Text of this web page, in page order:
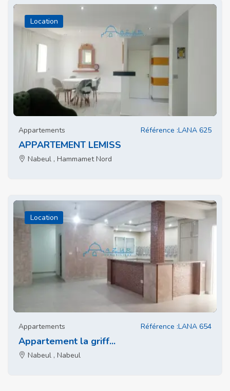
Location
Appartements Référence :LANA 625
APPARTEMENT LEMISS
Nabeul , Hammamet Nord
Location
Appartements Référence :LANA 654
Appartement la griff...
Nabeul , Nabeul